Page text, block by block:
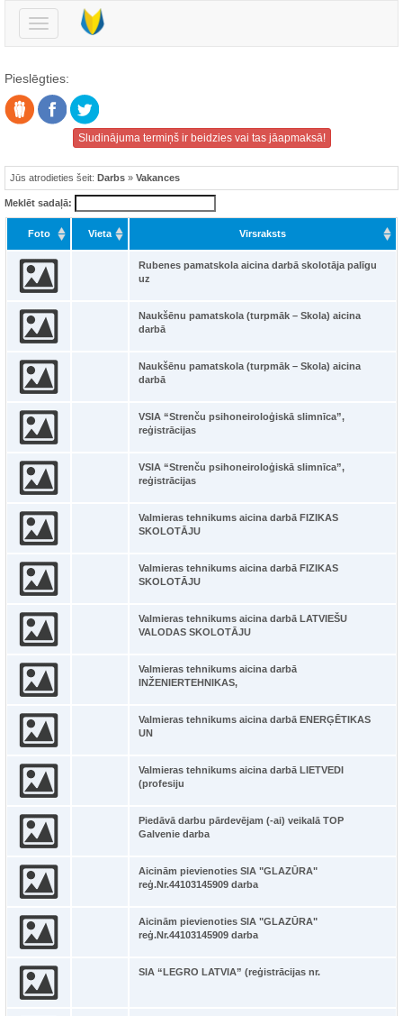
Pārslēgt
navigāciju
Pieslēgties:
Sludinājuma termiņš ir beidzies vai tas jāapmaksā!
Jūs atrodieties šeit: Darbs » Vakances
Meklēt sadaļā:
Foto Vieta Virsraksts
Rubenes pamatskola aicina darbā skolotāja palīgu
uz
Naukšēnu pamatskola (turpmāk – Skola) aicina
darbā
Naukšēnu pamatskola (turpmāk – Skola) aicina
darbā
VSIA “Strenču psihoneiroloģiskā slimnīca”,
reģistrācijas
VSIA “Strenču psihoneiroloģiskā slimnīca”,
reģistrācijas
Valmieras tehnikums aicina darbā FIZIKAS
SKOLOTĀJU
Valmieras tehnikums aicina darbā FIZIKAS
SKOLOTĀJU
Valmieras tehnikums aicina darbā LATVIEŠU
VALODAS SKOLOTĀJU
Valmieras tehnikums aicina darbā
INŽENIERTEHNIKAS,
Valmieras tehnikums aicina darbā ENERĢĒTIKAS
UN
Valmieras tehnikums aicina darbā LIETVEDI
(profesiju
Piedāvā darbu pārdevējam (-ai) veikalā TOP
Galvenie darba
Aicinām pievienoties SIA "GLAZŪRA"
reģ.Nr.44103145909 darba
Aicinām pievienoties SIA "GLAZŪRA"
reģ.Nr.44103145909 darba
SIA “LEGRO LATVIA” (reģistrācijas nr.